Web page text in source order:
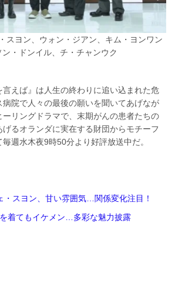
スヨン、ウォン・ジアン、キム・ヨンワン
ン・ドンイル、チ・チャンウク
えば』は人生の終わりに追い込まれた危
病院で人々の最後の願いを聞いてあげなが
ーリングドラマで、末期がんの患者たちの
るオランダに実在する財団からモチーフ
週水木夜9時50分より好評放送中だ。
・スヨン、甘い雰囲気…関係変化注目！
着てもイケメン…多彩な魅力披露